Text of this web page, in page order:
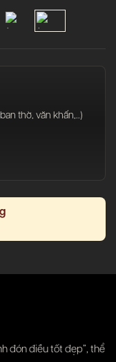
thờ, văn khấn,..)
đón điều tốt đẹp”, thể